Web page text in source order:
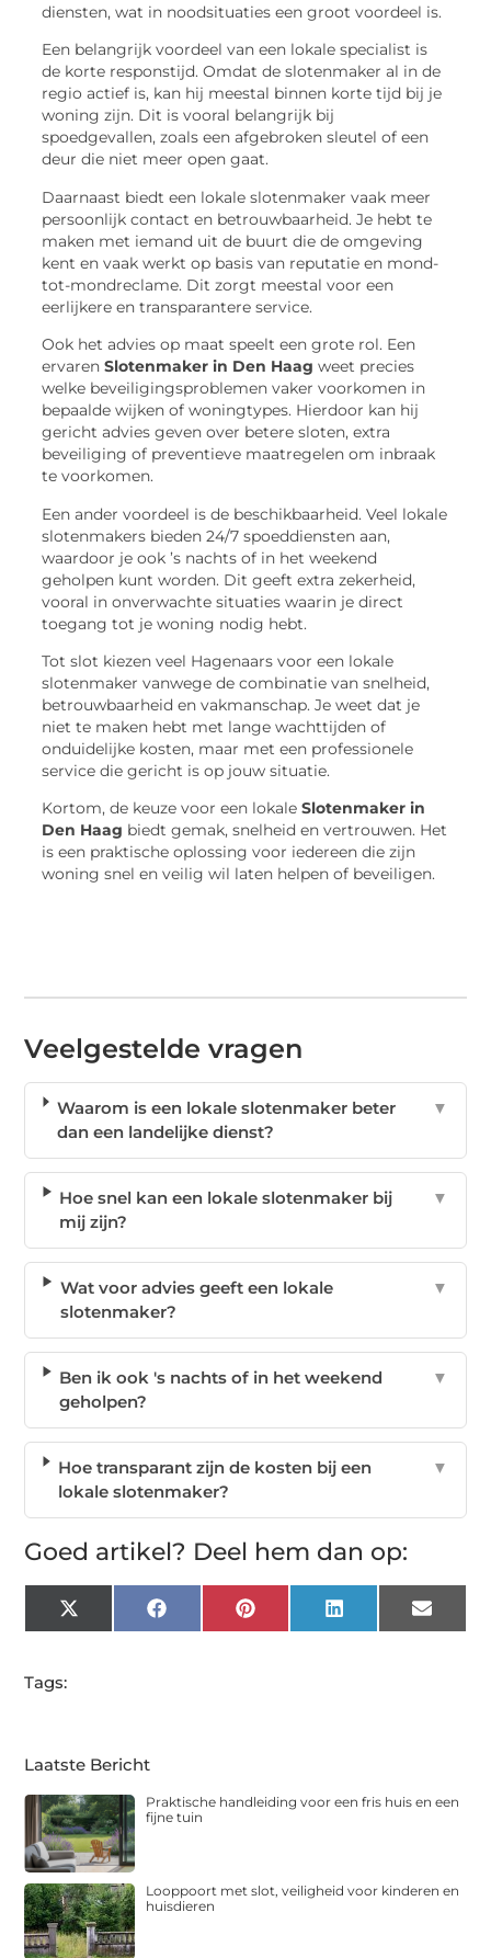
diensten, wat in noodsituaties een groot voordeel is.
Een belangrijk voordeel van een lokale specialist is
de korte responstijd. Omdat de slotenmaker al in de
regio actief is, kan hij meestal binnen korte tijd bij je
woning zijn. Dit is vooral belangrijk bij
spoedgevallen, zoals een afgebroken sleutel of een
deur die niet meer open gaat.
Daarnaast biedt een lokale slotenmaker vaak meer
persoonlijk contact en betrouwbaarheid. Je hebt te
maken met iemand uit de buurt die de omgeving
kent en vaak werkt op basis van reputatie en mond-
tot-mondreclame. Dit zorgt meestal voor een
eerlijkere en transparantere service.
Ook het advies op maat speelt een grote rol. Een
ervarenSlotenmaker in Den Haag weet precies
welke beveiligingsproblemen vaker voorkomen in
bepaalde wijken of woningtypes. Hierdoor kan hij
gericht advies geven over betere sloten, extra
beveiliging of preventieve maatregelen om inbraak
te voorkomen.
Een ander voordeel is de beschikbaarheid. Veel lokale
slotenmakers bieden 24/7 spoeddiensten aan,
waardoor je ook ’s nachts of in het weekend
geholpen kunt worden. Dit geeft extra zekerheid,
vooral in onverwachte situaties waarin je direct
toegang tot je woning nodig hebt.
Tot slot kiezen veel Hagenaars voor een lokale
slotenmaker vanwege de combinatie van snelheid,
betrouwbaarheid en vakmanschap. Je weet dat je
niet te maken hebt met lange wachttijden of
onduidelijke kosten, maar met een professionele
service die gericht is op jouw situatie.
Kortom, de keuze voor een lokaleSlotenmaker in
Den Haag biedt gemak, snelheid en vertrouwen. Het
is een praktische oplossing voor iedereen die zijn
woning snel en veilig wil laten helpen of beveiligen.
Veelgestelde vragen
Waarom is een lokale slotenmaker beter
dan een landelijke dienst?
▼
Hoe snel kan een lokale slotenmaker bij
mij zijn?
▼
Wat voor advies geeft een lokale
slotenmaker?
▼
Ben ik ook 's nachts of in het weekend
geholpen?
▼
Hoe transparant zijn de kosten bij een
lokale slotenmaker?
▼
Goed artikel? Deel hem dan op:
X
(Twitter)
FacebookPinterest LinkedIn Email
Tags:
Laatste Bericht
Praktische handleiding voor een fris huis en een
fijne tuin
Looppoort met slot, veiligheid voor kinderen en
huisdieren